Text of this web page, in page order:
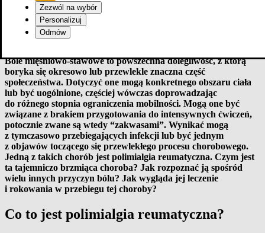
Bóle mięśniowo-stawowe to powszechna dolegliwość, z którą
boryka się okresowo lub przewlekle znaczna część
społeczeństwa. Dotyczyć one mogą konkretnego obszaru ciała
lub być uogólnione, częściej wówczas doprowadzając
do różnego stopnia ograniczenia mobilności. Mogą one być
związane z brakiem przygotowania do intensywnych ćwiczeń,
potocznie zwane są wtedy “zakwasami”. Wynikać mogą
z tymczasowo przebiegających infekcji lub być jednym
z objawów toczącego się przewlekłego procesu chorobowego.
Jedną z takich chorób jest polimialgia reumatyczna. Czym jest
ta tajemniczo brzmiąca choroba? Jak rozpoznać ją spośród
wielu innych przyczyn bólu? Jak wygląda jej leczenie
i rokowania w przebiegu tej choroby?
Co to jest polimialgia reumatyczna?
Zezwól na wybór
Personalizuj
Odmów